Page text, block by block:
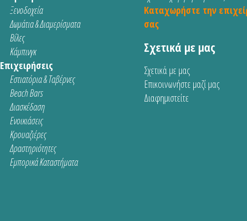
Ξενοδοχεία
Δωμάτια & Διαμερίσματα
Βίλες
Κάμπινγκ
Επιχειρήσεις
Εστιατόρια & Ταβέρνες
Beach Bars
Διασκέδαση
Ενοικιάσεις
Κρουαζιέρες
Δραστηριότητες
Εμπορικά Καταστήματα
Καταχωρήστε την
σας
Σχετικά με μας
Σχετικά με μας
Επικοινωνήστε μαζί μας
Διαφημιστείτε